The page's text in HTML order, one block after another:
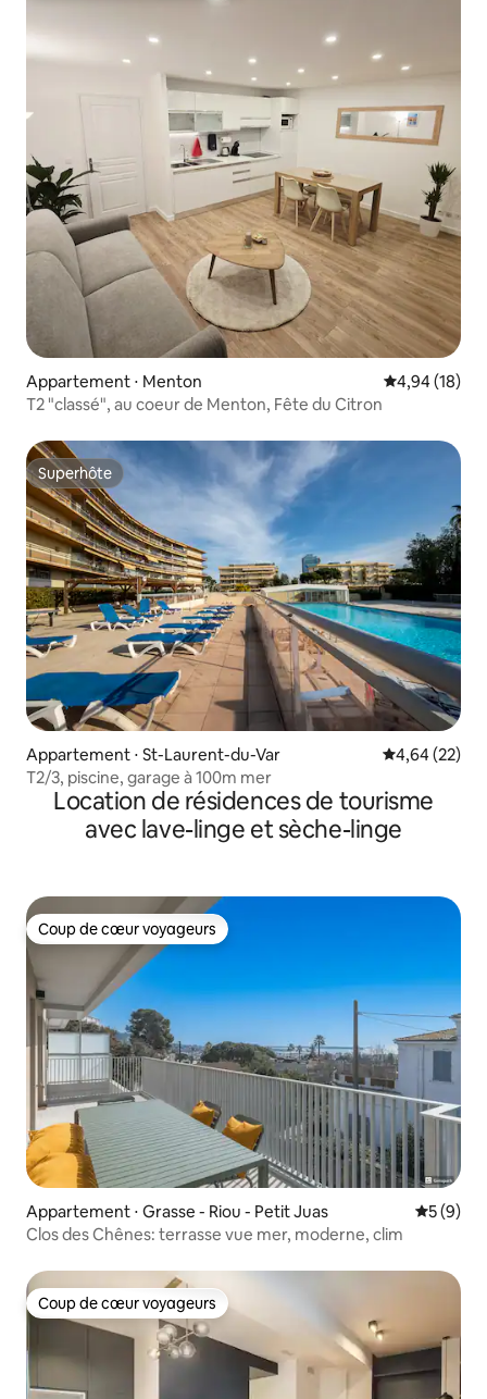
Appartement ⋅ Menton Évaluation
4,94 (18)
T2 "classé", au coeur de Menton, Fête du Citron
Superhôte
Superhôte
Appartement ⋅ St-Laurent-du-Var Évaluation
4,64 (22)
T2/3, piscine, garage à 100m mer
Location de résidences de tourisme
avec lave-linge et sèche-linge
Coup de cœur voyageurs
Coup de cœur voyageurs
Appartement ⋅ Grasse - Riou - Petit Juas
5 (9)
Clos des Chênes: terrasse vue mer, moderne, clim
Coup de cœur voyageurs
Coup de cœur voyageurs